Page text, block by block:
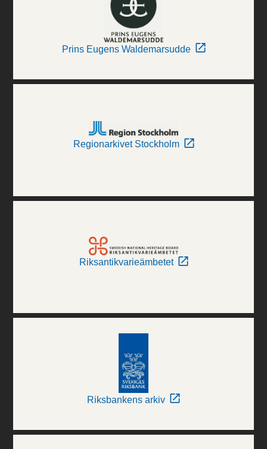
Prins Eugens Waldemarsudde
Regionarkivet Stockholm
Riksantikvarieämbetet
Riksbankens arkiv